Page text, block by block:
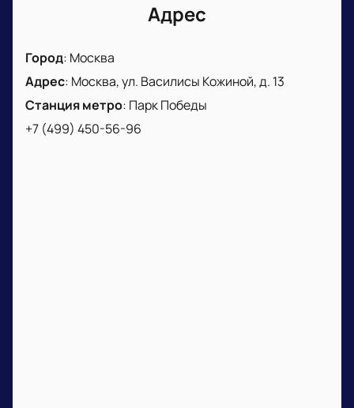
Адрес
Город: Москва
Адрес: Москва, ул. Василисы Кожиной, д. 13
Станция метро: Парк Победы
+7 (499) 450-56-96